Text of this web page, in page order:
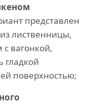
представлен
лиственницы,
вагонкой,
поверхностью;